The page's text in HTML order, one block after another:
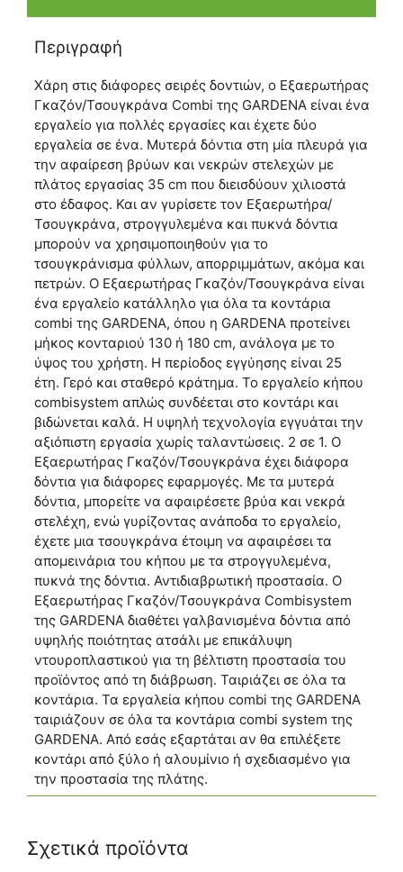
Περιγραφή
Χάρη στις διάφορες σειρές δοντιών, ο Εξαερωτήρας
Γκαζόν/Τσουγκράνα Combi της GARDENA είναι ένα
εργαλείο για πολλές εργασίες και έχετε δύο
εργαλεία σε ένα. Μυτερά δόντια στη μία πλευρά για
την αφαίρεση βρύων και νεκρών στελεχών με
πλάτος εργασίας 35 cm που διεισδύουν χιλιοστά
στο έδαφος. Και αν γυρίσετε τον Εξαερωτήρα/
Τσουγκράνα, στρογγυλεμένα και πυκνά δόντια
μπορούν να χρησιμοποιηθούν για το
τσουγκράνισμα φύλλων, απορριμμάτων, ακόμα και
πετρών. Ο Εξαερωτήρας Γκαζόν/Τσουγκράνα είναι
ένα εργαλείο κατάλληλο για όλα τα κοντάρια
combi της GARDENA, όπου η GARDENA προτείνει
μήκος κονταριού 130 ή 180 cm, ανάλογα με το
ύψος του χρήστη. Η περίοδος εγγύησης είναι 25
έτη. Γερό και σταθερό κράτημα. Το εργαλείο κήπου
combisystem απλώς συνδέεται στo κοντάρι και
βιδώνεται καλά. Η υψηλή τεχνολογία εγγυάται την
αξιόπιστη εργασία χωρίς ταλαντώσεις. 2 σε 1. Ο
Εξαερωτήρας Γκαζόν/Τσουγκράνα έχει διάφορα
δόντια για διάφορες εφαρμογές. Με τα μυτερά
δόντια, μπορείτε να αφαιρέσετε βρύα και νεκρά
στελέχη, ενώ γυρίζοντας ανάποδα το εργαλείο,
έχετε μια τσουγκράνα έτοιμη να αφαιρέσει τα
απομεινάρια του κήπου με τα στρογγυλεμένα,
πυκνά της δόντια. Αντιδιαβρωτική προστασία. Ο
Εξαερωτήρας Γκαζόν/Τσουγκράνα Combisystem
της GARDENA διαθέτει γαλβανισμένα δόντια από
υψηλής ποιότητας ατσάλι με επικάλυψη
ντουροπλαστικού για τη βέλτιστη προστασία του
προϊόντος από τη διάβρωση. Ταιριάζει σε όλα τα
κοντάρια. Τα εργαλεία κήπου combi της GARDENA
ταιριάζουν σε όλα τα κοντάρια combi system της
GARDENA. Από εσάς εξαρτάται αν θα επιλέξετε
κοντάρι από ξύλο ή αλουμίνιο ή σχεδιασμένο για
την προστασία της πλάτης.
Σχετικά προϊόντα